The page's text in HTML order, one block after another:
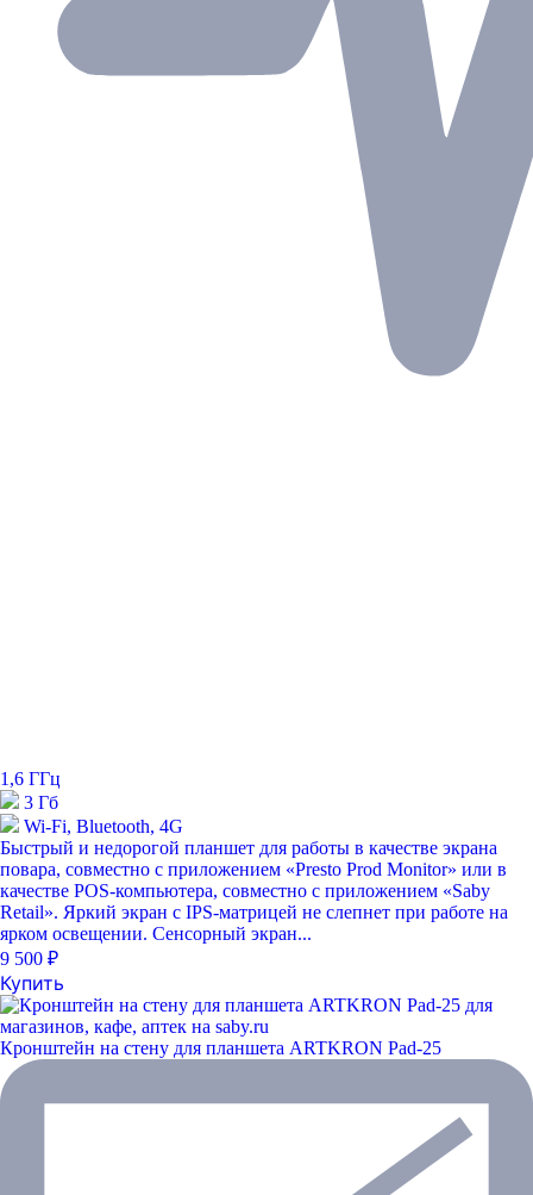
1,6 ГГц
3 Гб
Wi-Fi, Bluetooth, 4G
Быстрый и недорогой планшет для работы в качестве экрана
повара, совместно с приложением «Presto Prod Monitor» или в
качестве POS-компьютера, совместно с приложением «Saby
Retail». Яркий экран с IPS-матрицей не слепнет при работе на
ярком освещении. Сенсорный экран...
9 500 ₽
Купить
Кронштейн на стену для планшета ARTKRON Pad-25